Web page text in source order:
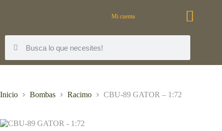
Mi cuenta
Inicio Bombas Racimo CBU-89 GATOR – 1:72